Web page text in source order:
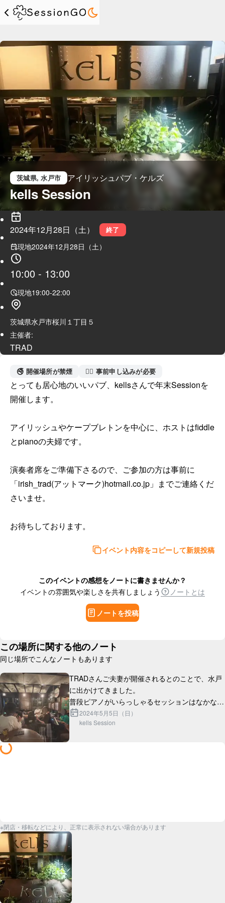
茨城県, 水戸市 アイリッシュパブ・ケルズ
kells Session
2024年12月28日（土） 終了
現地2024年12月28日（土）
10:00 - 13:00
現地19:00-22:00
茨城県水戸市桜川１丁目５
主催者:
TRAD
🚭 開催場所が禁煙 🙋‍♀️ 事前申し込みが必要
とっても居心地のいいパブ、kellsさんで年末Sessionを
開催します。
アイリッシュやケープブレトンを中心に、ホストはfiddle
とpianoの夫婦です。
演奏者席をご準備下さるので、ご参加の方は事前に
「irish_trad(アットマーク)hotmail.co.jp」までご連絡くだ
さいませ。
お待ちしております。
イベント内容をコピーして新規投稿
このイベントの感想をノートに書きませんか？
イベントの雰囲気や楽しさを共有しましょう
ノートとは
ノートを投稿
この場所に関する他のノート
同じ場所でこんなノートもあります
TRADさんご夫妻が開催されるとのことで、水戸
に出かけてきました。
普段ピアノがいらっしゃるセッションはなかなか
参加していないのですが、セッション全体がノリ
ノリになってとても新鮮ですね。
2024年5月5日（日）
kells Session
※閉店・移転などにより、正常に表示されない場合があります